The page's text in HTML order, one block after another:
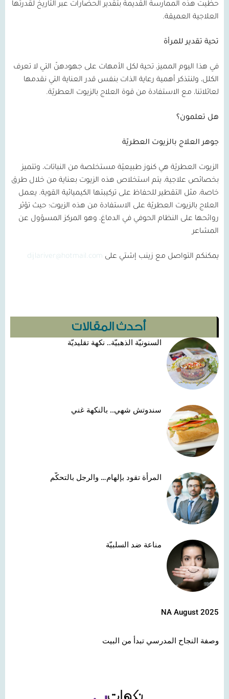
أحدث المقالات
السنونيّة الذهبيّة.. نكهة تقليديّة
سندوتش شهي.. بالنكهة غني
المرأة تقود بإلهام… والرجل بالتحكّم
مناعة ضد السلبيّة
NA August 2025
وصفة النجاح المدرسي تبدأ من البيت
حظيت هذه الممارسة القديمة بتقدير الحضارات عبر التاريخ لقدرتها
العلاجية العميقة.
تحية تقدير للمرأة
في هذا اليوم المميز، تحية لكل الأمهات على جهودهنّ التي لا تعرف
الكلل، ولنتذكر أهمية رعاية الذات بنفس قدر العناية التي نقدمها
لعائلاتنا، مع الاستفادة من قوة العلاج بالزيوت العطريّة.
هل تعلمون؟
جوهر العلاج بالزيوت العطريّة
الزيوت العطريّة هي كنوز طبيعيّة مستخلصة من النباتات، وتتميز
بخصائص علاجية، يتم استخلاص هذه الزيوت بعناية من خلال طرق
خاصة، مثل التقطير للحفاظ على تركيبتها الكيميائية القوية. يعمل
العلاج بالزيوت العطريّة على الاستفادة من هذه الزيوت؛ حيث تؤثر
روائحها على النظام الحوفي في الدماغ، وهو المركز المسؤول عن
المشاعر
يمكنكم التواصل مع زينب إشتي على dijlariver@hotmail.com